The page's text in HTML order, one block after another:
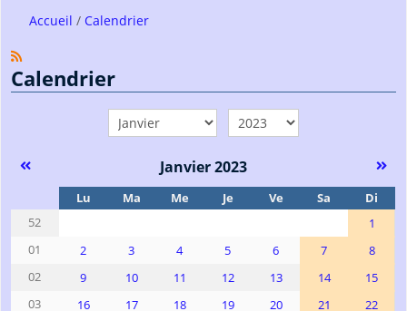
Accueil Calendrier
Calendrier
mois année
Janvier 2023
Lu Ma Me Je Ve Sa
Di
52
1
01
2 3 4 5 6 7
8
02
9 10 11 12 13 14
15
03
16 17 18 19 20 21 22